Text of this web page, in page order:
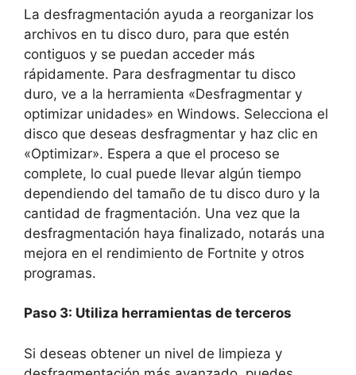
La desfragmentación ayuda a reorganizar los
archivos en tu disco duro, para que estén
contiguos y se puedan acceder más
rápidamente. Para desfragmentar tu disco
duro, ve a la herramienta «Desfragmentar y
optimizar unidades» en Windows. Selecciona el
disco que deseas desfragmentar y haz clic en
«Optimizar». Espera a que el proceso se
complete, lo cual puede llevar algún tiempo
dependiendo del tamaño de tu disco duro y la
cantidad de fragmentación. Una vez que la
desfragmentación haya finalizado, notarás una
mejora en el rendimiento de Fortnite y otros
programas.
Paso 3: Utiliza herramientas de terceros
Si deseas obtener un nivel de limpieza y